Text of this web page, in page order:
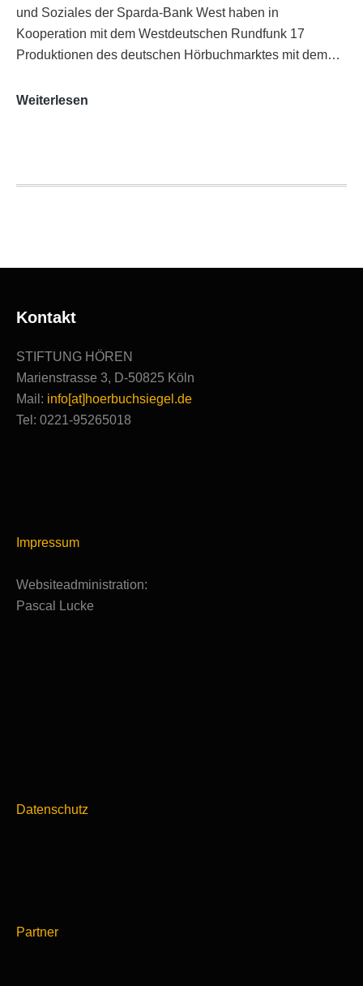
und Soziales der Sparda-Bank West haben in
Kooperation mit dem Westdeutschen Rundfunk 17
Produktionen des deutschen Hörbuchmarktes mit dem…
Weiterlesen
Ausgezeichnete
Kontakt
STIFTUNG HÖREN
Marienstrasse 3, D-50825 Köln
Mail: info[at]hoerbuchsiegel.de
Tel: 0221-95265018
Impressum
Websiteadministration:
Pascal Lucke
Datenschutz
Partner